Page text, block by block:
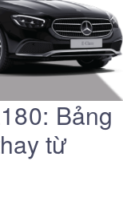
Bảng
từ